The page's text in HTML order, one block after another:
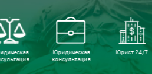
Юридическая
консультация
Юрист 24/7